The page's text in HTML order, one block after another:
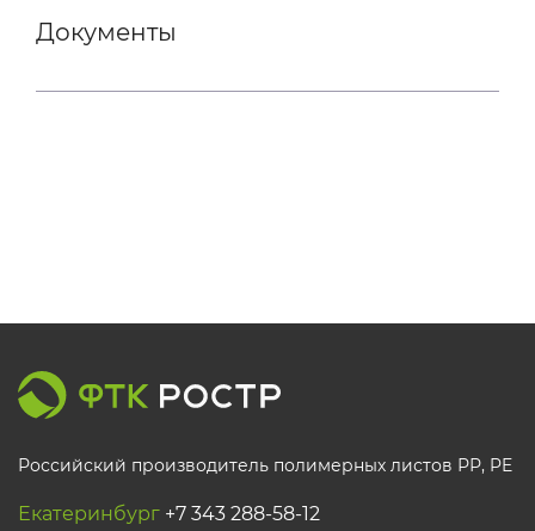
Документы
Российский производитель полимерных листов РР, PE
Екатеринбург +7 343 288-58-12